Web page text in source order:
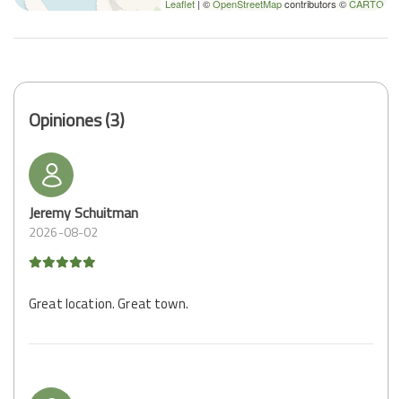
Leaflet | ©OpenStreetMapcontributors ©CARTO
Opiniones (3)
Jeremy Schuitman
2026-08-02
Great location. Great town.